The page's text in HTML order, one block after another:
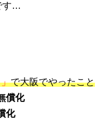
す…
で大阪でやったこと
償化
化